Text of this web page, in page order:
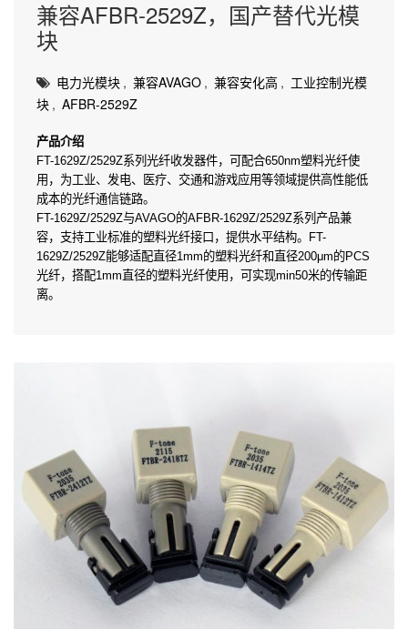
兼容AFBR-2529Z，国产替代光模
块
电力光模块 , 兼容AVAGO , 兼容安化高 , 工业控制光模
块 , AFBR-2529Z
产品介绍
FT-1629Z/2529Z系列光纤收发器件，可配合650nm塑料光纤使
用，为工业、发电、医疗、交通和游戏应用等领域提供高性能低
成本的光纤通信链路。
FT-1629Z/2529Z与AVAGO的AFBR-1629Z/2529Z系列产品兼
容，支持工业标准的塑料光纤接口，提供水平结构。FT-
1629Z/2529Z能够适配直径1mm的塑料光纤和直径200μm的PCS
光纤，搭配1mm直径的塑料光纤使用，可实现min50米的传输距
离。